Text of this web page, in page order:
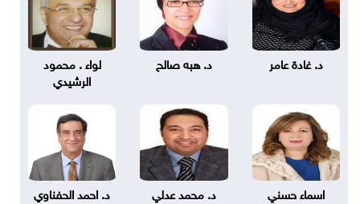
د. غادة عامر د. هبه صالح
لواء . محمود
الرشيدي
اسماء حسني د. محمد عدلي د. احمد الحفناوي